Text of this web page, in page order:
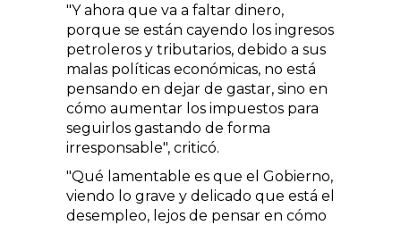
"Y ahora que va a faltar dinero,
porque se están cayendo los ingresos
petroleros y tributarios, debido a sus
malas políticas económicas, no está
pensando en dejar de gastar, sino en
cómo aumentar los impuestos para
seguirlos gastando de forma
irresponsable", criticó.
"Qué lamentable es que el Gobierno,
viendo lo grave y delicado que está el
desempleo, lejos de pensar en cómo